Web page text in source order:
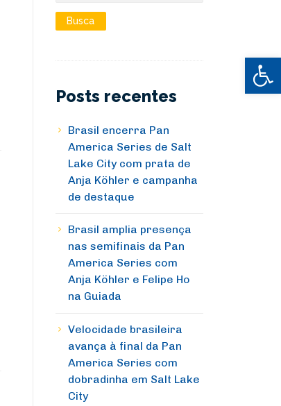
Abrir
Posts recentes
Brasil encerra Pan
America Series de Salt
Lake City com prata de
Anja Köhler e campanha
de destaque
Brasil amplia presença
nas semifinais da Pan
America Series com
Anja Köhler e Felipe Ho
na Guiada
Velocidade brasileira
avança à final da Pan
America Series com
dobradinha em Salt Lake
City